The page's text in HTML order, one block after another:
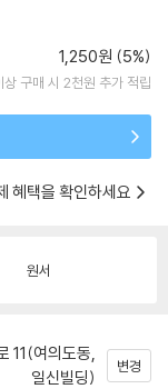
1,250원 (5%)
상 구매 시 2천원 추가 적립
혜택을 확인하세요
원서
11(여의도동,
일신빌딩)
변경